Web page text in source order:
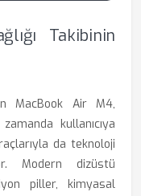
Takibinin
MacBook Air M4,
kullanıcıya
da teknoloji
Modern dizüstü
piller, kimyasal